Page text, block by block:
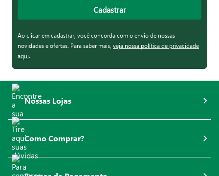
Cadastrar
Ao clicar em cadastrar, você concorda com o envio de nossas
novidades e ofertas. Para saber mais, veja nossa política de privacidade
aqui.
Nossas Lojas
Como Comprar?